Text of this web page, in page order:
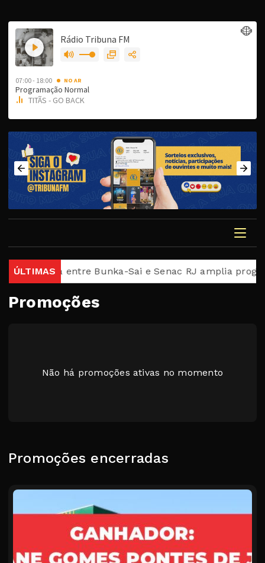
ÚLTIMAS
Parceria entre Bunka-Sai e Senac RJ amplia
Promoções
Não há promoções ativas no momento
Promoções encerradas